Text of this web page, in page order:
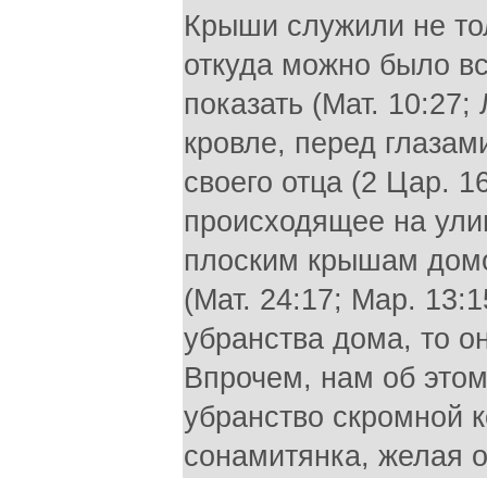
Крыши служили не
откуда можно было
показать (Мат.
кровле, перед
своего отца (2 Цар.
происходящее на
плоским крышам
(Мат. 24:17; Map.
убранства дома, то
Впрочем, нам об
убранство скромной
сонамитянка, желая